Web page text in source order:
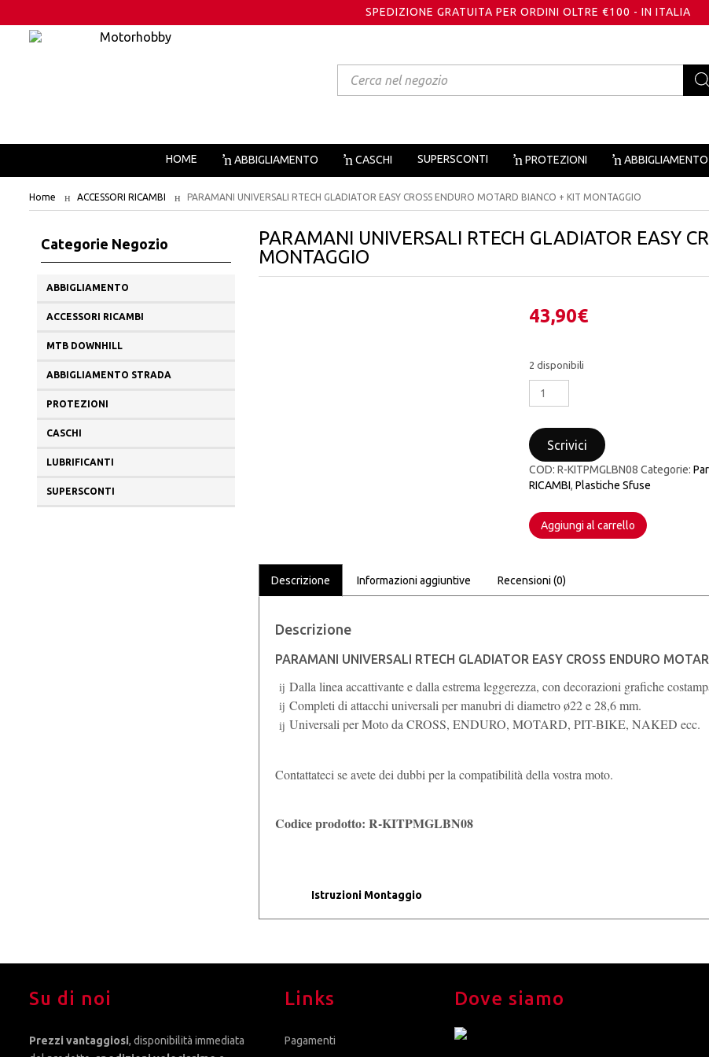
SPEDIZIONE GRATUITA PER ORDINI OLTRE €100 - IN ITALIA
Products
search
HOME ABBIGLIAMENTO CASCHI SUPERSCONTI PROTEZIONI
Home ACCESSORI RICAMBI PARAMANI UNIVERSALI RTECH GLADIATOR EASY CROSS ENDURO MOTARD BIANCO + KIT MONTAGGIO
Categorie Negozio
ABBIGLIAMENTO
ACCESSORI RICAMBI
MTB DOWNHILL
ABBIGLIAMENTO STRADA
PROTEZIONI
CASCHI
LUBRIFICANTI
SUPERSCONTI
PARAMANI UNIVERSALI RTECH GLADIATOR EASY
MONTAGGIO
43,90€
2 disponibili
PARAMANI
GLADIATOR
EASY
CROSS
ENDURO
BIANCO
+
quantità
Scrivici
COD:R-KITPMGLBN08 Categorie:
RICAMBI,Plastiche Sfuse
Aggiungi al carrello
Descrizione Informazioni aggiuntive Recensioni (0)
Descrizione
PARAMANI UNIVERSALI RTECH GLADIATOR EASY CROSS ENDURO
Dalla linea accattivante e dalla estrema leggerezza, con decorazioni grafiche
Completi di attacchi universali per manubri di diametro ø22 e 28,6 mm.
Universali per Moto da CROSS, ENDURO, MOTARD, PIT-BIKE, NAKED ecc.
Contattateci se avete dei dubbi per la compatibilità della vostra moto.
Codice prodotto: R-KITPMGLBN08
Istruzioni Montaggio
Su di noi
Prezzi vantaggiosi, disponibilità immediata
Links
Pagamenti
Dove siamo